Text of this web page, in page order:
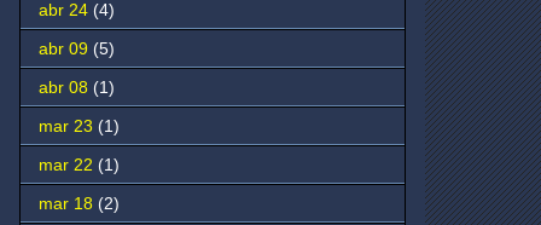
abr 24 (4)
abr 09 (5)
abr 08 (1)
mar 23 (1)
mar 22 (1)
mar 18 (2)